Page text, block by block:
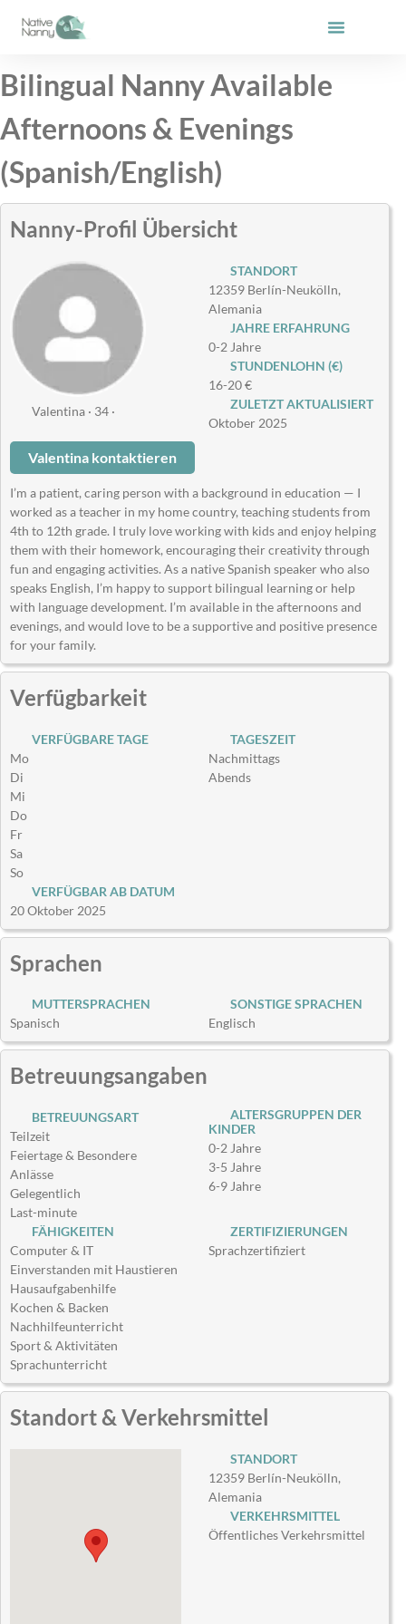
Inhalt
Bilingual Nanny Available
Afternoons & Evenings
(Spanish/English)
Nanny-Profil Übersicht
Valentina · 34 ·
STANDORT
12359 Berlín-Neukölln,
Alemania
JAHRE ERFAHRUNG
0-2 Jahre
STUNDENLOHN (€)
16-20 €
ZULETZT AKTUALISIERT
Oktober 2025
Valentina kontaktieren
I’m a patient, caring person with a background in education — I
worked as a teacher in my home country, teaching students from
4th to 12th grade. I truly love working with kids and enjoy helping
them with their homework, encouraging their creativity through
fun and engaging activities. As a native Spanish speaker who also
speaks English, I’m happy to support bilingual learning or help
with language development. I’m available in the afternoons and
evenings, and would love to be a supportive and positive presence
for your family.
Verfügbarkeit
VERFÜGBARE TAGE
Mo
Di
Mi
Do
Fr
Sa
So
TAGESZEIT
Nachmittags
Abends
VERFÜGBAR AB DATUM
20 Oktober 2025
Sprachen
MUTTERSPRACHEN
Spanisch
SONSTIGE SPRACHEN
Englisch
Betreuungsangaben
BETREUUNGSART
Teilzeit
Feiertage & Besondere
Anlässe
Gelegentlich
Last-minute
ALTERSGRUPPEN DER
KINDER
0-2 Jahre
3-5 Jahre
6-9 Jahre
FÄHIGKEITEN
Computer & IT
Einverstanden mit Haustieren
Hausaufgabenhilfe
Kochen & Backen
Nachhilfeunterricht
Sport & Aktivitäten
Sprachunterricht
ZERTIFIZIERUNGEN
Sprachzertifiziert
Standort & Verkehrsmittel
STANDORT
12359 Berlín-Neukölln,
Alemania
VERKEHRSMITTEL
Öffentliches Verkehrsmittel